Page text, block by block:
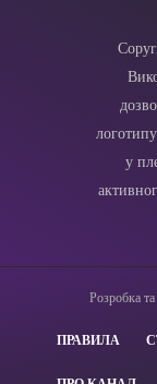
у
Розробка
ПРАВИЛА